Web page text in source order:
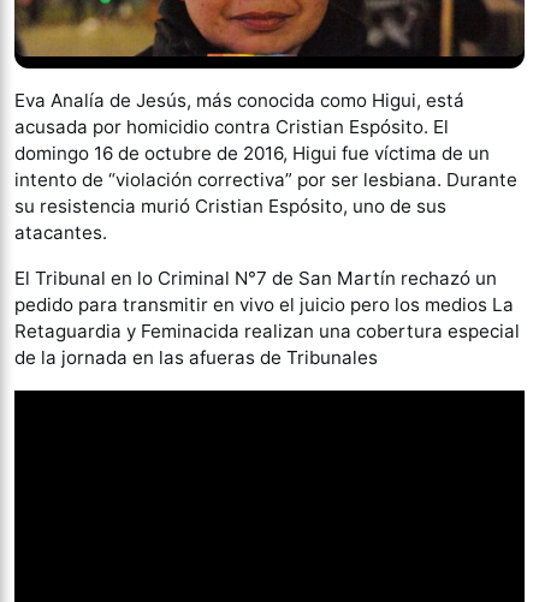
Eva Analía de Jesús, más conocida como Higui, está
acusada por homicidio contra Cristian Espósito. El
domingo 16 de octubre de 2016, Higui fue víctima de un
intento de “violación correctiva” por ser lesbiana. Durante
su resistencia murió Cristian Espósito, uno de sus
atacantes.
El Tribunal en lo Criminal N°7 de San Martín rechazó un
pedido para transmitir en vivo el juicio pero los medios La
Retaguardia y Feminacida realizan una cobertura especial
de la jornada en las afueras de Tribunales